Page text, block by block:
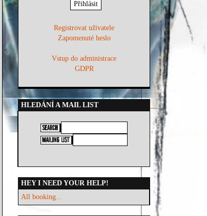
Registrovat uživatele
Zapomenuté heslo
Vstup do administrace
GDPR
HLEDÁNÍ A MAIL LIST
HEY I NEED YOUR HELP!
All booking...